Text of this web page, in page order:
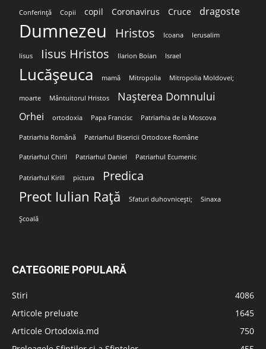
Conferință Copii copil Coronavirus Cruce dragoste
Dumnezeu Hristos Icoana Ierusalim
Iisus Iisus Hristos Ilarion Boian Israel
Lucășeuca mamă Mitropolia Mitropolia Moldovei;
moarte Mântuitorul Hristos Nașterea Domnului
Orhei ortodoxia Papa Francisc Patriarhia de la Moscova
Patriarhia Română Patriarhul Bisericii Ortodoxe Române
Patriarhul Chiril Patriarhul Daniel Patriarhul Ecumenic
Patriarhul Kirill pictura Predica
Preot Iulian Rață Sfaturi duhovnicești; Sinaxa
Școală
CATEGORIE POPULARĂ
Stiri
4086
Articole preluate
1645
Articole Ortodoxia.md
750